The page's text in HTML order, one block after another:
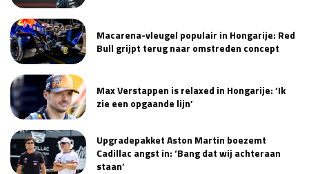
Macarena-vleugel populair in Hongarije: Red
Bull grijpt terug naar omstreden concept
Max Verstappen is relaxed in Hongarije: ‘Ik
zie een opgaande lijn’
Upgradepakket Aston Martin boezemt
Cadillac angst in: ‘Bang dat wij achteraan
staan’